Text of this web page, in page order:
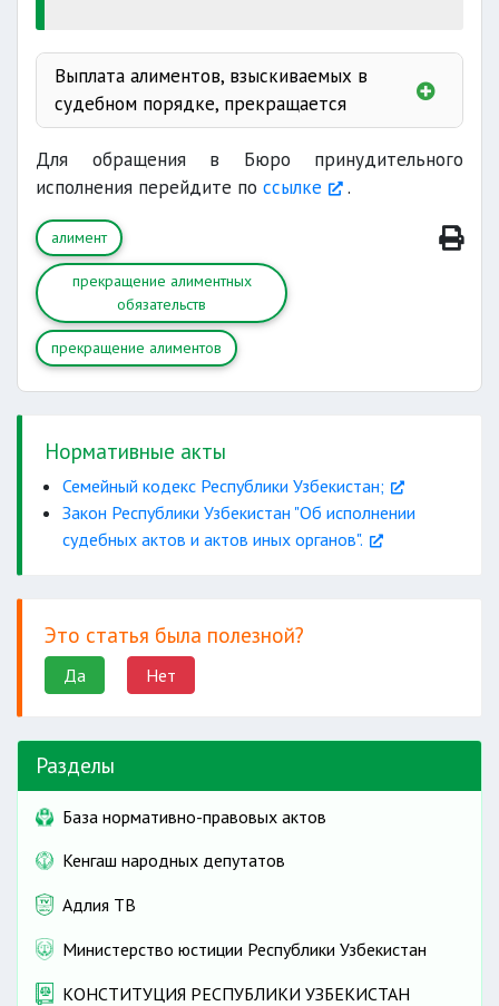
Выплата алиментов, взыскиваемых в
судебном порядке, прекращается
усыновлении
трудоспособности
в новый брак
смертью лица
Для обращения в Бюро принудительного
исполнения перейдите по ссылке .
алимент
прекращение алиментных
обязательств
прекращение алиментов
Нормативные акты
Семейный кодекс Республики Узбекистан;
Закон Республики Узбекистан "Об исполнении
судебных актов и актов иных органов".
Это статья была полезной?
Да Нет
Разделы
База нормативно-правовых актов
Кенгаш народных депутатов
Адлия ТВ
Министерство юстиции Республики Узбекистан
КОНСТИТУЦИЯ РЕСПУБЛИКИ УЗБЕКИСТАН